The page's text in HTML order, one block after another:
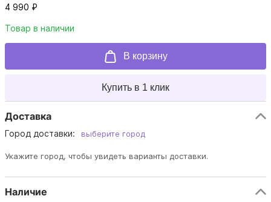
4 990 ₽
Товар в наличии
В корзину
Купить в 1 клик
Доставка
Город доставки: выберите город
Укажите город, чтобы увидеть варианты доставки.
Наличие